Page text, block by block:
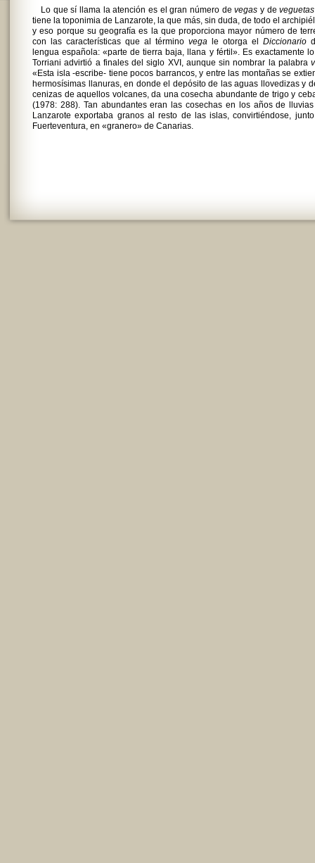
Lo que sí llama la atención es el gran número devegas y deveguetas
tiene la toponimia de Lanzarote, la que más, sin duda, de todo el
y eso porque su geografía es la que proporciona mayor número de
con las características que al término vega le otorga el Diccionario
lengua española: «parte de tierra baja, llana y fértil». Es exactamente
Torriani advirtió a finales del siglo XVI, aunque sin nombrar la palabra
«Esta isla -escribe- tiene pocos barrancos, y entre las montañas se
hermosísimas llanuras, en donde el depósito de las aguas llovedizas y
cenizas de aquellos volcanes, da una cosecha abundante de trigo y
(1978: 288). Tan abundantes eran las cosechas en los años de
Lanzarote exportaba granos al resto de las islas, convirtiéndose,
Fuerteventura, en «granero» de Canarias.